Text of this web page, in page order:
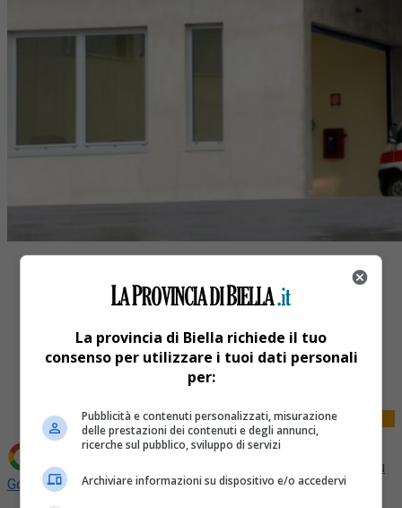
Share
Tweet
Aggiungi La Provincia di Biella come
Fonte preferita su
Google
La provincia di Biella richiede il tuo
consenso per utilizzare i tuoi dati personali
per:
Pubblicità e contenuti personalizzati, misurazione
delle prestazioni dei contenuti e degli annunci,
ricerche sul pubblico, sviluppo di servizi
Archiviare informazioni su dispositivo e/o accedervi